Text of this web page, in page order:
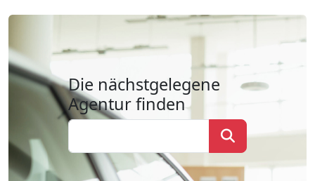
Die nächstgelegene
Agentur finden